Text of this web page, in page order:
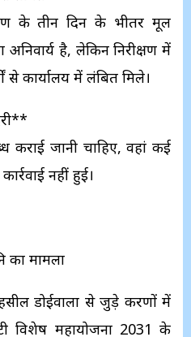
के तीन दिन के भीतर मूल
है, लेकिन निरीक्षण में
से कार्यालय में लंबित मिले।
जानी चाहिए, वहां कई
नहीं हुई।
का मामला
डोईवाला से जुड़े प्रकरणों में
विशेष महायोजना 2031 के